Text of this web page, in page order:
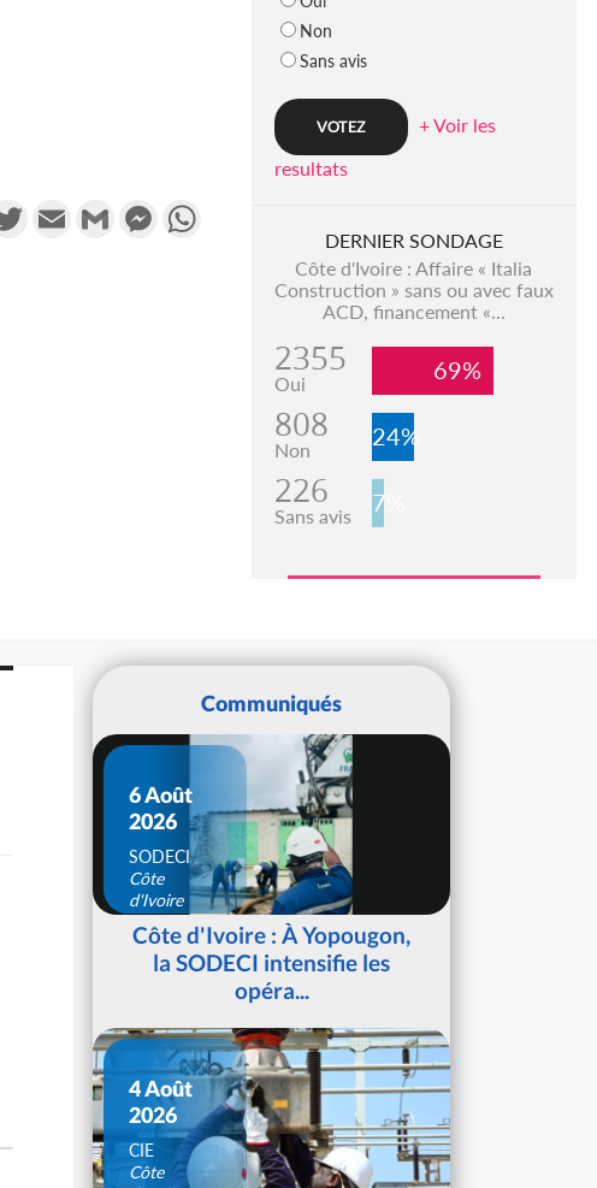
TwitterEmail Gmail Messenger
Non
Sans avis
+ Voir les
resultats
DERNIER SONDAGE
Côte d'Ivoire : Affaire « Italia
Construction » sans ou avec faux
ACD, financement «...
2355
Oui 69%
808
Non 24%
226
Sans avis 7%
Communiqués
6 Août
2026
SODECI
Côte
d'Ivoire
Côte d'Ivoire : À Yopougon,
la SODECI intensifie les
opéra...
4 Août
2026
CIE
Côte